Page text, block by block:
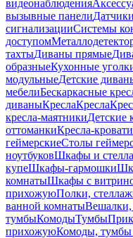
видеонаблюдения
вызывные панели
сигнализацииСистемы
доступом
тахтыДиваны прямые
образныеКухонные
модульныеДетские
мебелиБескаркасные
диваныКреслаКресла
кресла-маятникиДетские
оттоманкиКресла-кровати
геймерскиеСтолы
ноутбуковШкафы и
купеШкафы-гармошки
комнатыШкафы с
прихожуюПолки,
ванной комнатыВешалки,
тумбыКомодыТумбы
прихожуюКомоды, тумбы